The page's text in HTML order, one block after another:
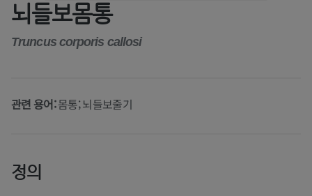
뇌들보몸통
Truncus corporis callosi
관련 용어:몸통; 뇌들보줄기
정의